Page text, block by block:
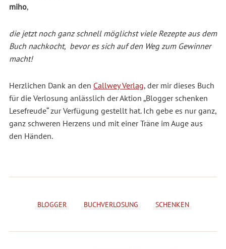
miho,
die jetzt noch ganz schnell möglichst viele Rezepte aus dem
Buch nachkocht, bevor es sich auf den Weg zum Gewinner
macht!
Herzlichen Dank an den Callwey Verlag, der mir dieses Buch
für die Verlosung anlässlich der Aktion „Blogger schenken
Lesefreude“ zur Verfügung gestellt hat. Ich gebe es nur ganz,
ganz schweren Herzens und mit einer Träne im Auge aus
den Händen.
BLOGGER BUCHVERLOSUNG SCHENKEN